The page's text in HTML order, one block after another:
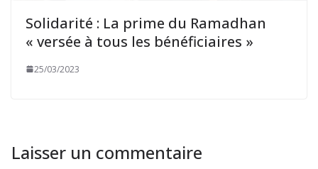
Solidarité : La prime du Ramadhan
« versée à tous les bénéficiaires »
25/03/2023
Laisser un commentaire